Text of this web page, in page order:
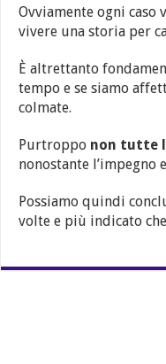
Ovviamente ogni
vivere una storia per
È altrettanto
tempo e se siamo
colmate.
Purtroppo non tutte
nonostante
Possiamo quindi
volte e più indicato